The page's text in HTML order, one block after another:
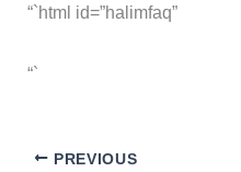
“`html id=”halimfaq”
“`
PREVIOUS